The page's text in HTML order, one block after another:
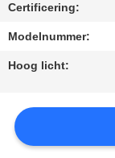
ONS
Certificering:
Modelnummer:
Hoog licht: